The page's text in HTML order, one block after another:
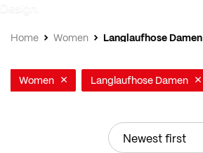
Home Women Langlaufhose Damen
Women Langlaufhose Damen